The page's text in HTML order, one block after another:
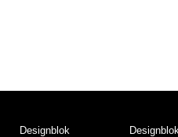
Designblok